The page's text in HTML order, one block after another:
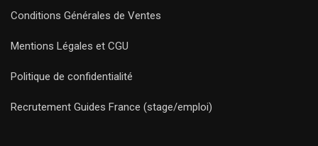
Conditions Générales de Ventes
Mentions Légales et CGU
Politique de confidentialité
Recrutement Guides France (stage/emploi)